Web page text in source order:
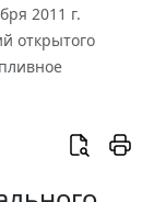
2011 г.
открытого